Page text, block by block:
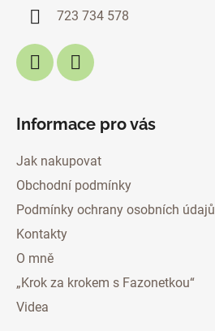
723 734 578
Informace pro vás
Jak nakupovat
Obchodní podmínky
Podmínky ochrany osobních údajů
Kontakty
O mně
„Krok za krokem s Fazonetkou“
Videa